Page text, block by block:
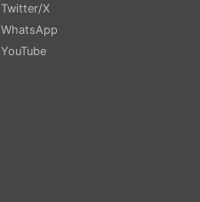
Twitter/X
WhatsApp
YouTube